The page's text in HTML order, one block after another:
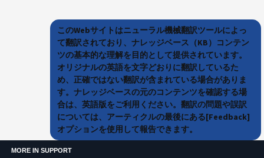
このWebサイトはニューラル機械翻訳ツールによっ
て翻訳されており、ナレッジベース（KB）コンテン
ツの基本的な理解を目的として提供されています。
オリジナルの英語を文字どおりに翻訳しているた
め、正確ではない翻訳が含まれている場合がありま
す。ナレッジベースの元のコンテンツを確認する場
合は、英語版をご利用ください。翻訳の問題や誤訳
については、アーティクルの最後にある[Feedback]
オプションを使用して報告できます。
MORE IN SUPPORT